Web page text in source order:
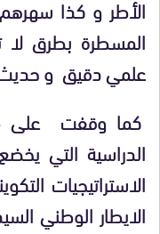
الأطر و كذا
المسطرة بطرق
علمي دقيق و
كما وقفت على
الدراسية التي
الاستراتيجيات
الايطار الوطني